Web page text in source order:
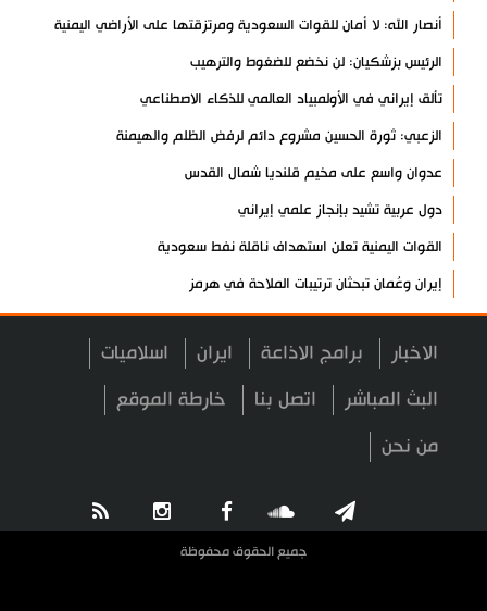
أنصار الله: لا أمان للقوات السعودية ومرتزقتها على الأراضي اليمنية
الرئيس بزشكيان: لن نخضع للضغوط والترهيب
تألق إيراني في الأولمبياد العالمي للذكاء الاصطناعي
الزعبي: ثورة الحسين مشروع دائم لرفض الظلم والهيمنة
عدوان واسع على مخيم قلنديا شمال القدس
دول عربية تشيد بإنجاز علمي إيراني
القوات اليمنية تعلن استهداف ناقلة نفط سعودية
إيران وعُمان تبحثان ترتيبات الملاحة في هرمز
السوائل النانوية تعزز كفاءة المحولات
توقيف مسلح في ملعب غولف تابع لترامب بكاليفورنيا
البرازيل تخفّض علاقاتها مع الأرجنتين وتندد بتصعيد أميركي
علي السيد: صمت الحكومة يضعف موقف لبنان
العراق يعلن نجاح خطة زيارة الأربعين
رضائي: إيران جاهزة للدفاع عن سيادتها
الاخبار برامج الاذاعة ايران اسلاميات
البث المباشر اتصل بنا خارطة الموقع
من نحن
جميع الحقوق محفوظة